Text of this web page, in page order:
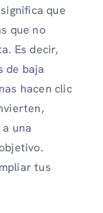
que
que no
Es decir,
de baja
hacen clic
una
tus